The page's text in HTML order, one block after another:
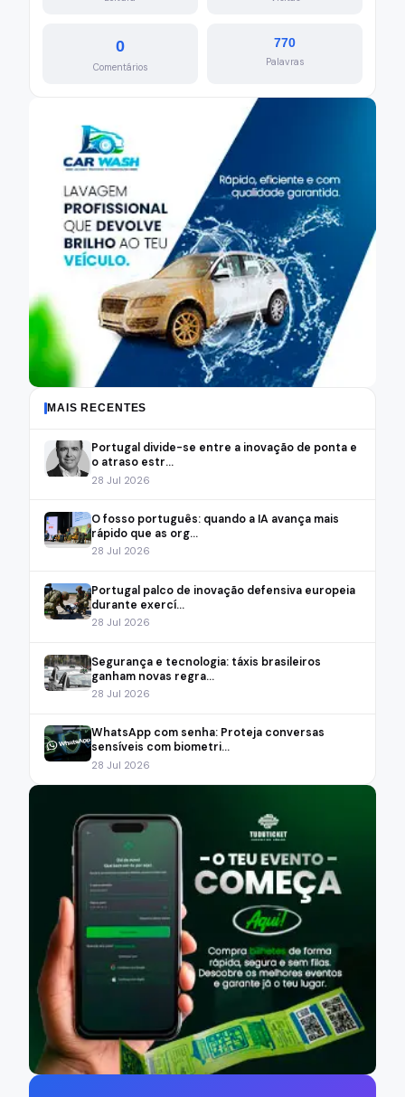
0
Comentários
770
Palavras
MAIS RECENTES
Portugal divide-se entre a inovação de ponta e
o atraso estr...
28 Jul 2026
O fosso português: quando a IA avança mais
rápido que as org...
28 Jul 2026
Portugal palco de inovação defensiva europeia
durante exercí...
28 Jul 2026
Segurança e tecnologia: táxis brasileiros
ganham novas regra...
28 Jul 2026
WhatsApp com senha: Proteja conversas
sensíveis com biometri...
28 Jul 2026